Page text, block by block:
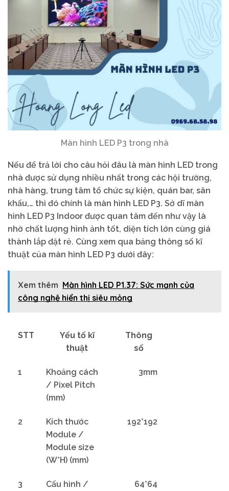
Màn hình LED P3 trong nhà
Nếu để trả lời cho câu hỏi đâu là màn hình LED trong
nhà được sử dụng nhiều nhất trong các hội trường,
nhà hàng, trung tâm tổ chức sự kiện, quán bar, sân
khấu,… thì đó chính là màn hình LED P3. Sở dĩ màn
hình LED P3 Indoor được quan tâm đến như vậy là
nhờ chất lượng hình ảnh tốt, diện tích lớn cùng giá
thành lắp đặt rẻ. Cùng xem qua bảng thông số kĩ
thuật của màn hình LED P3 dưới đây:
Xem thêm Màn hình LED P1.37: Sức mạnh của
công nghệ hiển thị siêu mỏng
STT
Yếu tố kĩ
thuật
Thông
số
1
Khoảng cách
/ Pixel Pitch
(mm)
3mm
2
Kích thước
Module /
Module size
(W*H) (mm)
192*192
3
Cấu hình /
64*64